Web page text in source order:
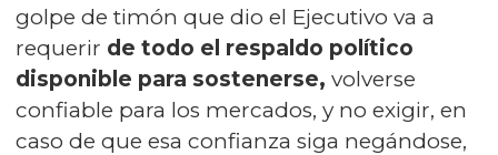
golpe de timón que dio el Ejecutivo va a
requerir de todo el respaldo político
disponible para sostenerse, volverse
confiable para los mercados, y no exigir, en
caso de que esa confianza siga negándose,